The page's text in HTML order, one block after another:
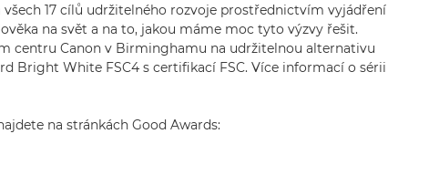
všech 17 cílů udržitelného rozvoje prostřednictvím vyjádření
na svět a na to, jakou máme moc tyto výzvy řešit.
centru Canon v Birminghamu na udržitelnou alternativu
Bright White FSC4 s certifikací FSC. Více informací o sérii
na stránkách Good Awards: